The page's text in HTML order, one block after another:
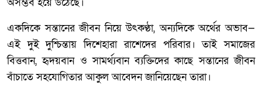
অসম্ভব হয়ে উঠেছে।
একদিকে সন্তানের জীবন নিয়ে উৎকণ্ঠা, অন্যদিকে অর্থের অভাব—
এই দুই দুশ্চিন্তায় দিশেহারা রাশেদের পরিবার। তাই সমাজের
বিত্তবান, হৃদয়বান ও সামর্থ্যবান ব্যক্তিদের কাছে সন্তানের জীবন
বাঁচাতে সহযোগিতার আকুল আবেদন জানিয়েছেন তারা।